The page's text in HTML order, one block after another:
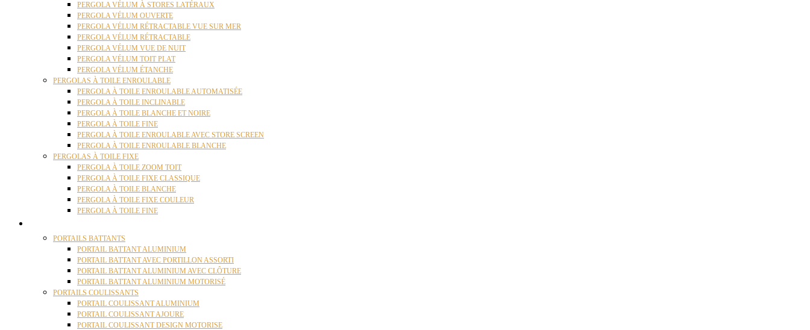
PERGOLA VÉLUM À STORES LATÉRAUX
PERGOLA VÉLUM OUVERTE
PERGOLA VÉLUM RÉTRACTABLE VUE SUR MER
PERGOLA VÉLUM RÉTRACTABLE
PERGOLA VÉLUM VUE DE NUIT
PERGOLA VÉLUM TOIT PLAT
PERGOLA VÉLUM ÉTANCHE
PERGOLAS À TOILE ENROULABLE
PERGOLA À TOILE ENROULABLE AUTOMATISÉE
PERGOLA À TOILE INCLINABLE
PERGOLA À TOILE BLANCHE ET NOIRE
PERGOLA À TOILE FINE
PERGOLA À TOILE ENROULABLE AVEC STORE SCREEN
PERGOLA À TOILE ENROULABLE BLANCHE
PERGOLAS À TOILE FIXE
PERGOLA À TOILE ZOOM TOIT
PERGOLA À TOILE FIXE CLASSIQUE
PERGOLA À TOILE BLANCHE
PERGOLA À TOILE FIXE COULEUR
PERGOLA À TOILE FINE
PORTAILS BATTANTS
PORTAIL BATTANT ALUMINIUM
PORTAIL BATTANT AVEC PORTILLON ASSORTI
PORTAIL BATTANT ALUMINIUM AVEC CLÔTURE
PORTAIL BATTANT ALUMINIUM MOTORISÉ
PORTAILS COULISSANTS
PORTAIL COULISSANT ALUMINIUM
PORTAIL COULISSANT AJOURE
PORTAIL COULISSANT DESIGN MOTORISE